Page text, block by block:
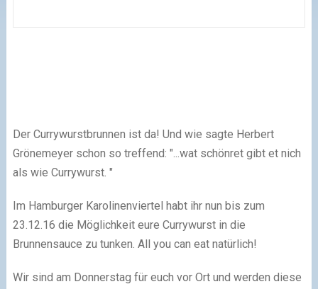
Der Currywurstbrunnen ist da! Und wie sagte Herbert
Grönemeyer schon so treffend: "...wat schönret gibt et nich
als wie Currywurst. "
Im Hamburger Karolinenviertel habt ihr nun bis zum
23.12.16 die Möglichkeit eure Currywurst in die
Brunnensauce zu tunken. All you can eat natürlich!
Wir sind am Donnerstag für euch vor Ort und werden diese